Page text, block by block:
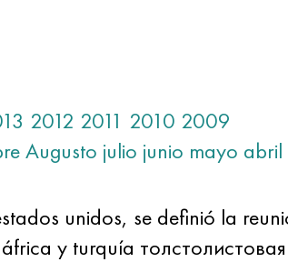
2012 2011 2010 2009
Augusto julio junio mayo abril
unidos, se definió la
y turquía